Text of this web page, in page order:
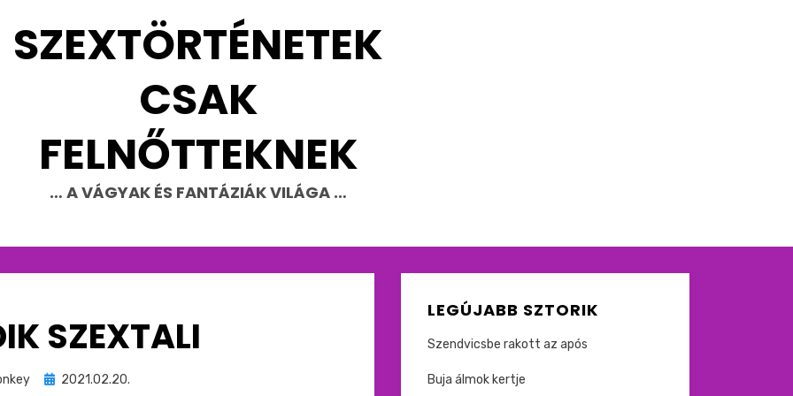
SZEXTÖRTÉNETEK
CSAK
FELNŐTTEKNEK
… A VÁGYAK ÉS FANTÁZIÁK VILÁGA …
SZEXTALI
Beküldve
2021.02.20.
LEGÚJABB SZTORIK
Szendvicsbe rakott az após
Buja álmok kertje